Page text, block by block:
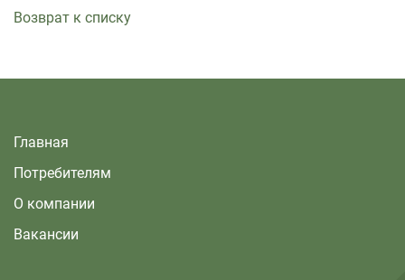
Возврат к списку
Главная
Потребителям
О компании
Вакансии